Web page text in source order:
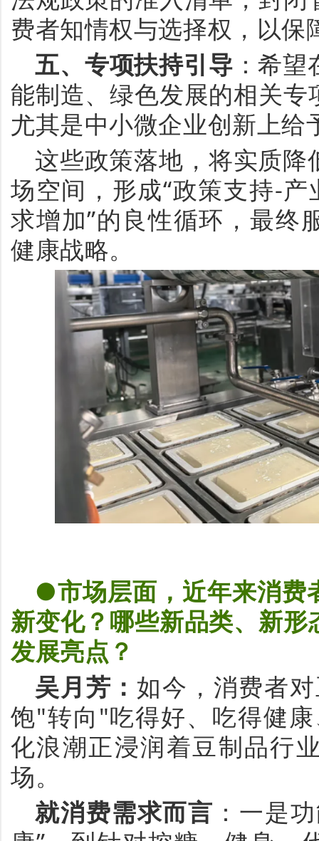
费者知情权与选择权 ， 以保
五、 专项扶持引导 ：希望
能制造、绿色发展的相关专
尤其是中小微企业创新上给
这些政策落地，将实质
场空间，形成“政策支持-产
求增加”的良性循环，最终
健康战略。
●市场层面，近年来消费
新变化？哪些新品类、新
发展亮点？
吴月芳 ： 如今，消费者
饱"转向"吃得好、吃得健
化浪潮正浸润着豆制品行
场。
就消费需求而言 ：一是